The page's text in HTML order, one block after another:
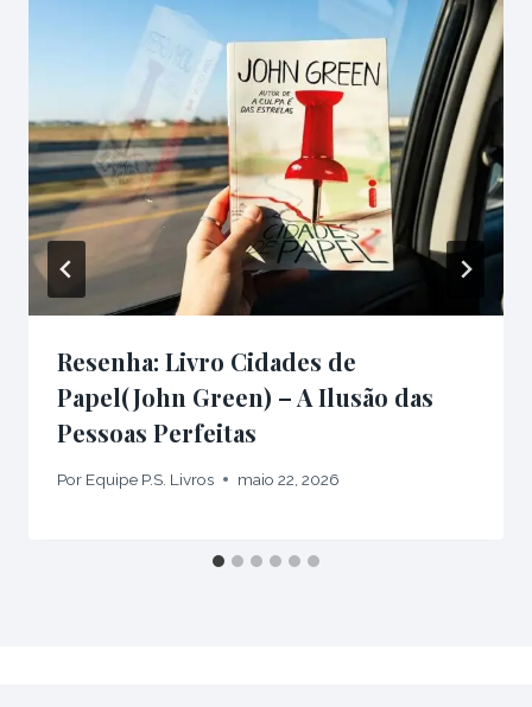
Resenha: Livro Cidades de
Papel(John Green) – A Ilusão das
Pessoas Perfeitas
Por Equipe P.S. Livros maio 22, 2026